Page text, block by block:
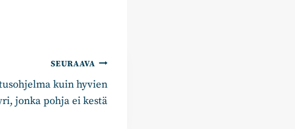
SEURAAVA
kuin hyvien
jonka pohja ei kestä